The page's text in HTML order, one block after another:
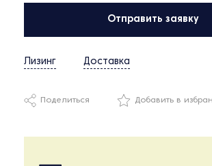
Отправить заявку
Лизинг Доставка
Поделиться Добавить в